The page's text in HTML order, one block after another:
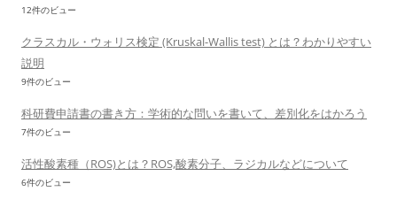
12件のビュー
クラスカル・ウォリス検定 (Kruskal-Wallis test) とは？わかりやすい
説明
9件のビュー
科研費申請書の書き方：学術的な問いを書いて、差別化をはかろう
7件のビュー
活性酸素種（ROS)とは？ROS,酸素分子、ラジカルなどについて
6件のビュー